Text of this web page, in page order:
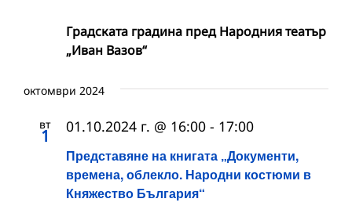
Градската градина пред Народния театър
„Иван Вазов“
октомври 2024
вт
1
Представяне на книгата „Документи,
времена, облекло. Народни костюми в
Княжество България“
01.10.2024 г. @ 16:00 - 17:00